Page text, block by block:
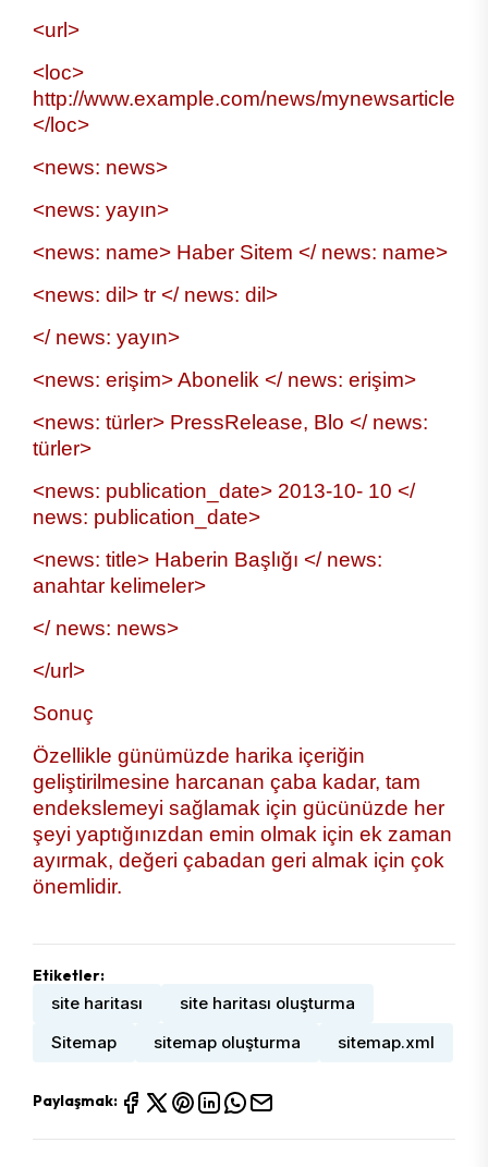
<url>
<loc>
http://www.example.com/news/mynewsarticle
</loc>
<news: news>
<news: yayın>
<news: name> Haber Sitem </ news: name>
<news: dil> tr </ news: dil>
</ news: yayın>
<news: erişim> Abonelik </ news: erişim>
<news: türler> PressRelease, Blo </ news:
türler>
<news: publication_date> 2013-10- 10 </
news: publication_date>
<news: title> Haberin Başlığı </ news:
anahtar kelimeler>
</ news: news>
</url>
Sonuç
Özellikle günümüzde harika içeriğin
geliştirilmesine harcanan çaba kadar, tam
endekslemeyi sağlamak için gücünüzde her
şeyi yaptığınızdan emin olmak için ek zaman
ayırmak, değeri çabadan geri almak için çok
önemlidir.
Etiketler:
site haritası
site haritası oluşturma
Sitemap
sitemap oluşturma sitemap.xml
Paylaşmak: